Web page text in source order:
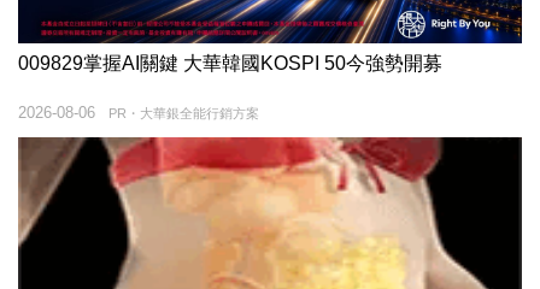
009829掌握AI關鍵 大華韓國KOSPI 50今強勢開募
PR・大華銀全能行銷方案
2026-08-06